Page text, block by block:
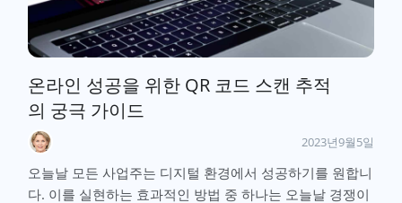
온라인 성공을 위한 QR 코드 스캔 추적
의 궁극 가이드
2023년9월5일
오늘날 모든 사업주는 디지털 환경에서 성공하기를 원합니
다. 이를 실현하는 효과적인 방법 중 하나는 오늘날 경쟁이